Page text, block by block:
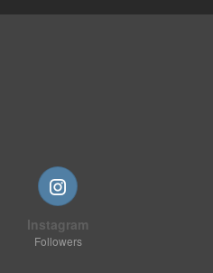
Instagram
Followers